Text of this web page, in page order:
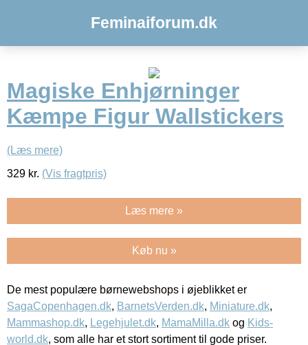
Feminaiforum.dk
Magiske Enhjørninger
Kæmpe Figur Wallstickers
(Læs mere)
329 kr. (Vis fragtpris)
Læs mere »
Køb nu »
De mest populære børnewebshops i øjeblikket er
SagaCopenhagen.dk, BarnetsVerden.dk, Miniature.dk,
Mammashop.dk, Legehjulet.dk, MamaMilla.dk og Kids-
world.dk, som alle har et stort sortiment til gode priser.